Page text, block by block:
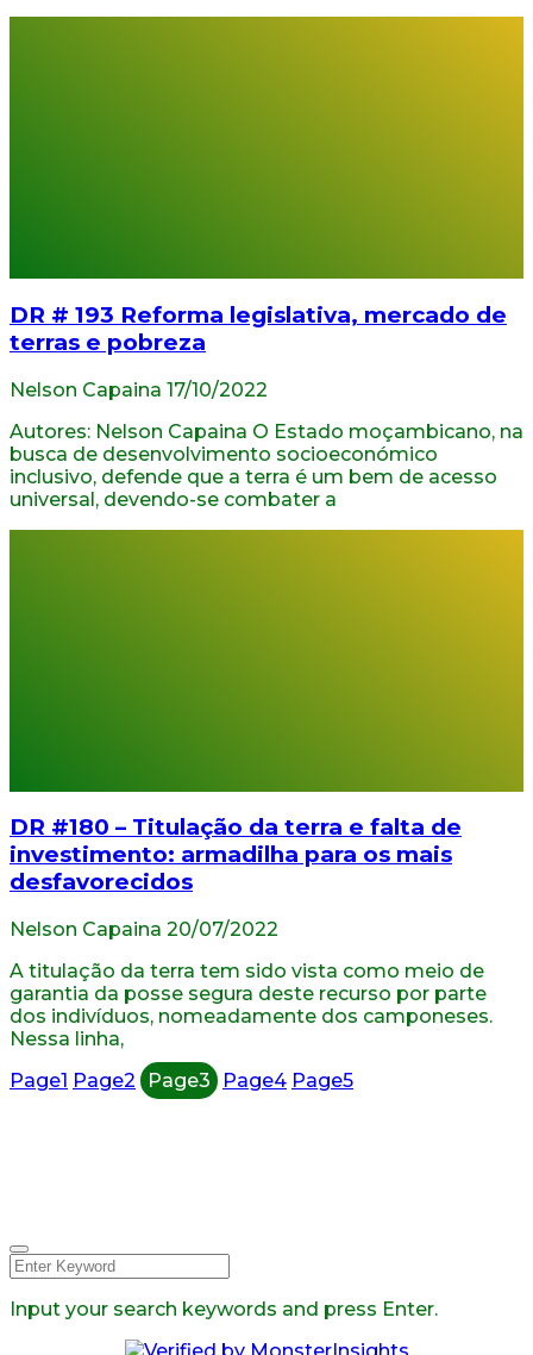
DR # 193 Reforma legislativa, mercado de
terras e pobreza
Nelson Capaina 17/10/2022
Autores: Nelson Capaina O Estado moçambicano, na
busca de desenvolvimento socioeconómico
inclusivo, defende que a terra é um bem de acesso
universal, devendo-se combater a
DR #180 – Titulação da terra e falta de
investimento: armadilha para os mais
desfavorecidos
Nelson Capaina 20/07/2022
A titulação da terra tem sido vista como meio de
garantia da posse segura deste recurso por parte
dos indivíduos, nomeadamente dos camponeses.
Nessa linha,
Page1 Page2 Page3 Page4 Page5
Input your search keywords and press Enter.